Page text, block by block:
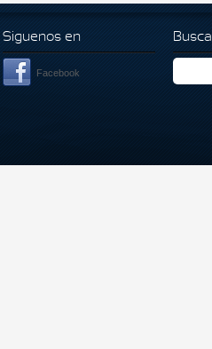
Siguenos en
Facebook